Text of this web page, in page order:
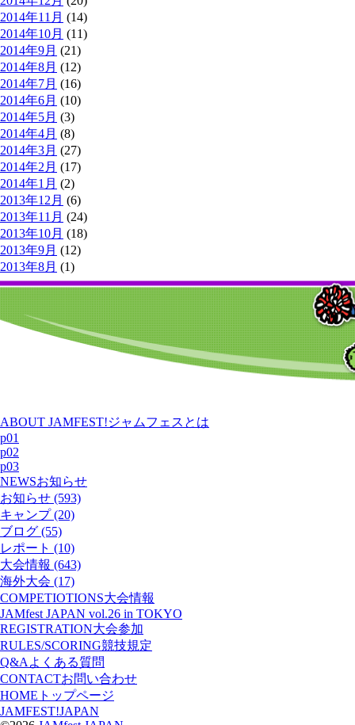
2014年11月 (14)
2014年10月 (11)
2014年9月 (21)
2014年8月 (12)
2014年7月 (16)
2014年6月 (10)
2014年5月 (3)
2014年4月 (8)
2014年3月 (27)
2014年2月 (17)
2014年1月 (2)
2013年12月 (6)
2013年11月 (24)
2013年10月 (18)
2013年9月 (12)
2013年8月 (1)
ABOUT JAMFEST!ジャムフェスとは
p01
p02
p03
NEWSお知らせ
お知らせ (593)
キャンプ (20)
ブログ (55)
レポート (10)
大会情報 (643)
海外大会 (17)
COMPETIOTIONS大会情報
JAMfest JAPAN vol.26 in TOKYO
REGISTRATION大会参加
RULES/SCORING競技規定
Q&A よくある質問
CONTACTお問い合わせ
HOME トップページ
JAMFEST!JAPAN